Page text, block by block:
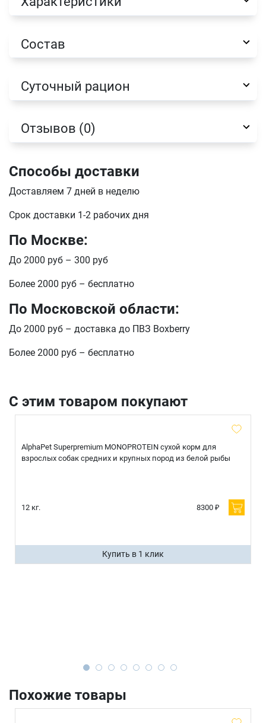
Состав
Суточный рацион
Отзывов (0)
Способы доставки
Доставляем 7 дней в неделю
Срок доставки 1-2 рабочих дня
По Москве:
До 2000 руб – 300 руб
Более 2000 руб – бесплатно
По Московской области:
До 2000 руб – доставка до ПВЗ Boxberry
Более 2000 руб – бесплатно
С этим товаром покупают
AlphaPet Superpremium MONOPROTEIN сухой корм для
взрослых собак средних и крупных пород из белой рыбы
12 кг. 8300 ₽
Купить в 1 клик
Похожие товары
Имя
Телефон